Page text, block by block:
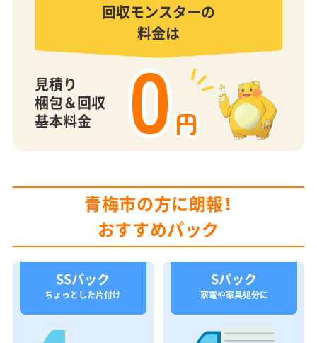
回収モンスターの
料金は
見積り
梱包＆回収
基本料金
0円
青梅市の方に朗報！
おすすめパック
SSパック
ちょっとした片付け
Sパック
家電や家具処分に